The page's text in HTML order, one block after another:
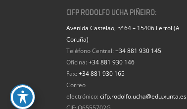
CIFP RODOLFO UCHA PIÑEIRO:
Avenida Castelao, nº 64 – 15406 Ferrol (A
Coruña)
Teléfono Central:+34 881 930 145
Oficina:+34 881 930 146
Fax:+34 881 930 165
Correo
electrónico:cifp.rodolfo.ucha@edu.xunta.es